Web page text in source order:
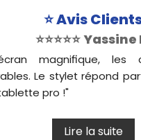
⭐Avis
⭐⭐⭐⭐⭐Yassine
magnifique, les
Le stylet répond
pro !"
Lire la suite